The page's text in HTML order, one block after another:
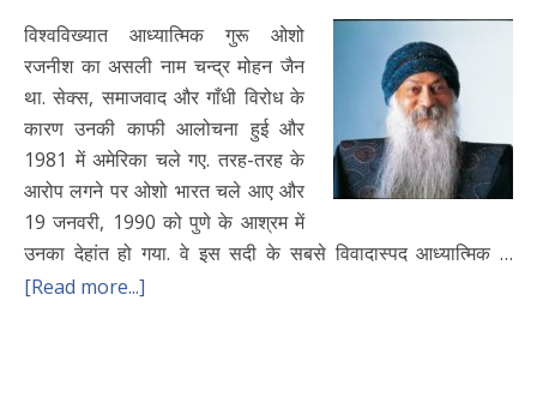
विश्वविख्यात आध्यात्मिक गुरू ओशो
रजनीश का असली नाम चन्द्र मोहन जैन
था. सेक्स, समाजवाद और गाँधी विरोध के
कारण उनकी काफी आलोचना हुई और
1981 में अमेरिका चले गए. तरह-तरह के
आरोप लगने पर ओशो भारत चले आए और
19 जनवरी, 1990 को पुणे के आश्रम में
उनका देहांत हो गया. वे इस सदी के सबसे विवादास्पद आध्यात्मिक …
[Read more...]